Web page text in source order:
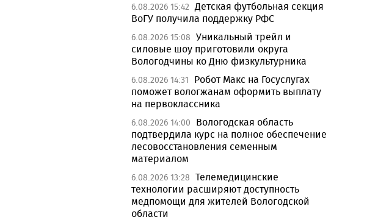
6.08.2026 15:42 Детская футбольная секция
ВоГУ получила поддержку РФС
6.08.2026 15:08 Уникальный трейл и
силовые шоу приготовили округа
Вологодчины ко Дню физкультурника
6.08.2026 14:31
Робот Макс на Госуслугах
поможет вологжанам оформить выплату
на первоклассника
6.08.2026 14:00
Вологодская область
подтвердила курс на полное обеспечение
лесовосстановления семенным
материалом
6.08.2026 13:28 Телемедицинские
технологии расширяют доступность
медпомощи для жителей Вологодской
области